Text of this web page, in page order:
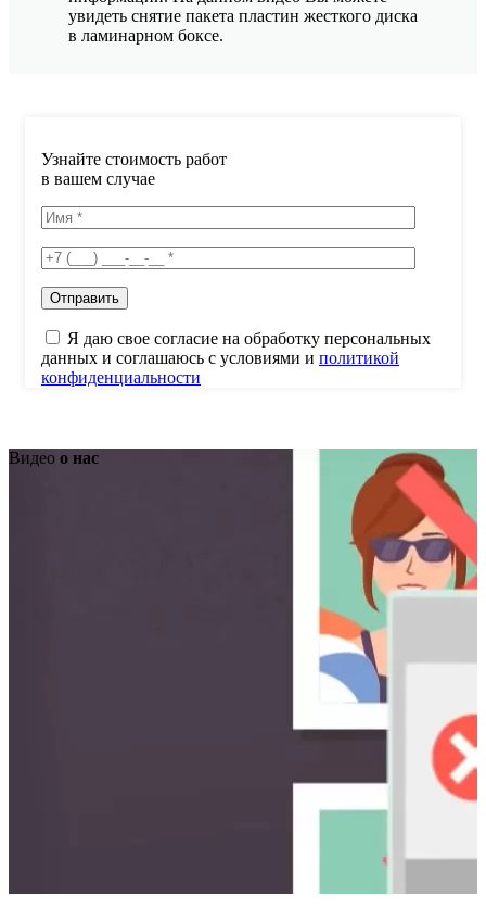
увидеть снятие пакета пластин жесткого диска
в ламинарном боксе.
Узнайте стоимость работ
в вашем случае
Я даю свое согласие на обработку персональных
данных и соглашаюсь с условиями и политикой
конфиденциальности
Видео о нас